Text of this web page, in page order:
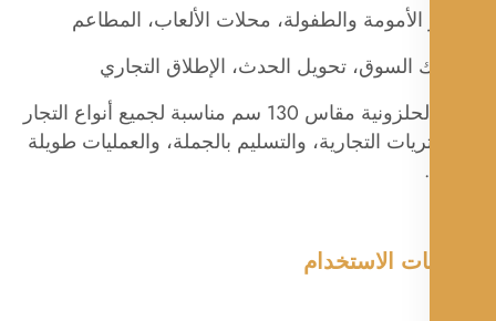
الأمومة والطفولة، محلات الألعاب، المطاعم
السوق، تحويل الحدث، الإطلاق التجاري
الآلة الحلزونية مقاس 130 سم مناسبة لجميع أنواع التجار
التجارية، والتسليم بالجملة، والعمليات طويلة
الاستخدام